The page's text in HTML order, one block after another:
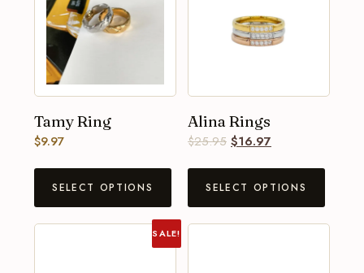
Tamy Ring
$9.97
SELECT OPTIONS
Alina Rings
$25.95 $16.97
SELECT OPTIONS
SALE!